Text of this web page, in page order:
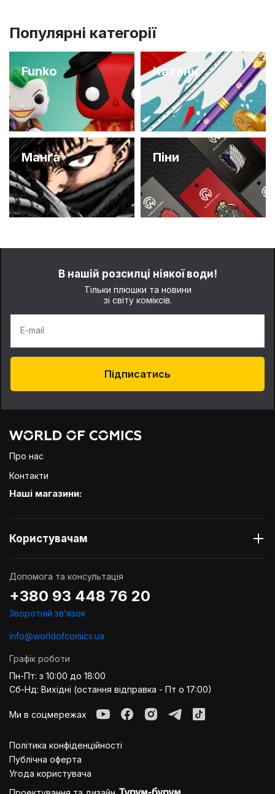
Популярні категорії
Funko Катани
Манґа Піни
В нашій розсилці ніякої води!
Тільки плюшки та новини
зі світу коміксів.
E-mail
Підписатись
Про нас
Контакти
Наші магазини:
Користувачам
Допомога та консультація
+380 93 448 76 20
Зворотній звʼязок
info@worldofcomics.ua
Графік роботи
Пн-Пт: з 10:00 до 18:00
Сб-Нд: Вихідні (остання відправка - Пт о 17:00)
Ми в соцмережах
Політика конфіденційності
Публiчна оферта
Угода користувача